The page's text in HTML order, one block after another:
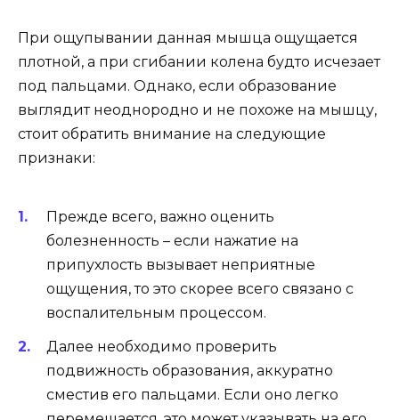
При ощупывании данная мышца ощущается
плотной, а при сгибании колена будто исчезает
под пальцами. Однако, если образование
выглядит неоднородно и не похоже на мышцу,
стоит обратить внимание на следующие
признаки:
Прежде всего, важно оценить
болезненность – если нажатие на
припухлость вызывает неприятные
ощущения, то это скорее всего связано с
воспалительным процессом.
Далее необходимо проверить
подвижность образования, аккуратно
сместив его пальцами. Если оно легко